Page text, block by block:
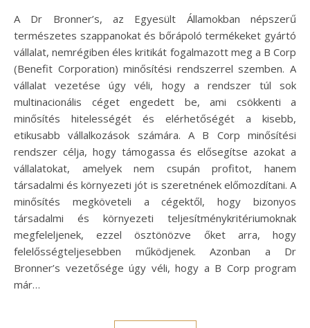
A Dr Bronner’s, az Egyesült Államokban népszerű
természetes szappanokat és bőrápoló termékeket gyártó
vállalat, nemrégiben éles kritikát fogalmazott meg a B Corp
(Benefit Corporation) minősítési rendszerrel szemben. A
vállalat vezetése úgy véli, hogy a rendszer túl sok
multinacionális céget engedett be, ami csökkenti a
minősítés hitelességét és elérhetőségét a kisebb,
etikusabb vállalkozások számára. A B Corp minősítési
rendszer célja, hogy támogassa és elősegítse azokat a
vállalatokat, amelyek nem csupán profitot, hanem
társadalmi és környezeti jót is szeretnének előmozdítani. A
minősítés megköveteli a cégektől, hogy bizonyos
társadalmi és környezeti teljesítménykritériumoknak
megfeleljenek, ezzel ösztönözve őket arra, hogy
felelősségteljesebben működjenek. Azonban a Dr
Bronner’s vezetősége úgy véli, hogy a B Corp program
már…